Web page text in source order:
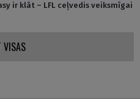
ir klāt – LFL ceļvedis veiksmīgai
VISAS